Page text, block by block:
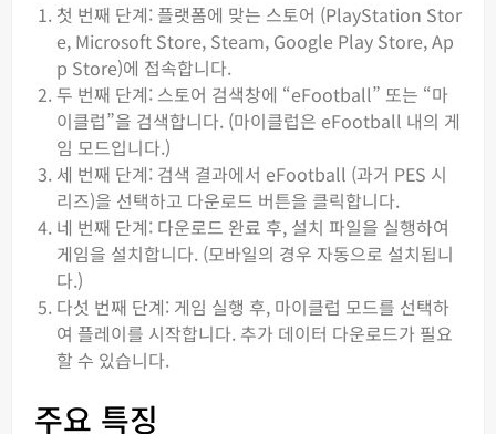
첫 번째 단계: 플랫폼에 맞는 스토어 (PlayStation Stor
e, Microsoft Store, Steam, Google Play Store, Ap
p Store)에 접속합니다.
두 번째 단계: 스토어 검색창에 “eFootball” 또는 “마
이클럽”을 검색합니다. (마이클럽은 eFootball 내의 게
임 모드입니다.)
세 번째 단계: 검색 결과에서 eFootball (과거 PES 시
리즈)을 선택하고 다운로드 버튼을 클릭합니다.
네 번째 단계: 다운로드 완료 후, 설치 파일을 실행하여
게임을 설치합니다. (모바일의 경우 자동으로 설치됩니
다.)
다섯 번째 단계: 게임 실행 후, 마이클럽 모드를 선택하
여 플레이를 시작합니다. 추가 데이터 다운로드가 필요
할 수 있습니다.
주요 특징